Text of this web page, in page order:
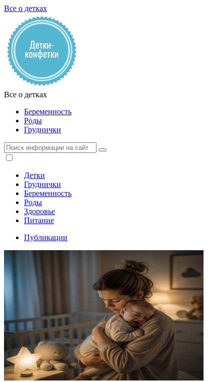
Все о детках
Все о детках
Беременность
Роды
Груднички
Детки
Груднички
Беременность
Роды
Здоровье
Питание
Публикации